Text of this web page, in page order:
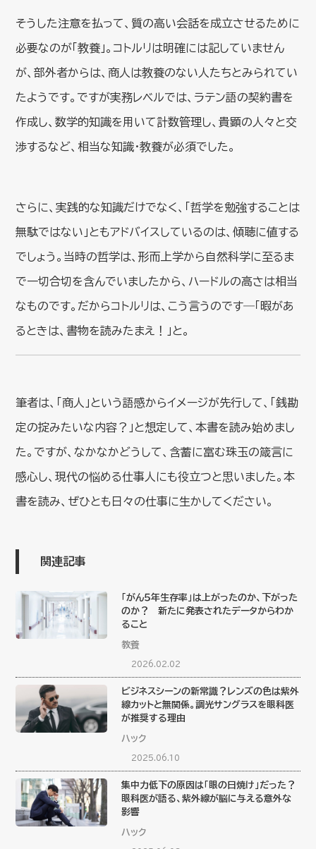
そうした注意を払って、質の高い会話を成立させるために
必要なのが「教養」。コトルリは明確には記していません
が、部外者からは、商人は教養のない人たちとみられてい
たようです。ですが実務レベルでは、ラテン語の契約書を
作成し、数学的知識を用いて計数管理し、貴顕の人々と交
渉するなど、相当な知識・教養が必須でした。
さらに、実践的な知識だけでなく、「哲学を勉強することは
無駄ではない」ともアドバイスしているのは、傾聴に値する
でしょう。当時の哲学は、形而上学から自然科学に至るま
で一切合切を含んでいましたから、ハードルの高さは相当
なものです。だからコトルリは、こう言うのです―「暇があ
るときは、書物を読みたまえ！」と。
筆者は、「商人」という語感からイメージが先行して、「銭勘
定の掟みたいな内容？」と想定して、本書を読み始めまし
た。ですが、なかなかどうして、含蓄に富む珠玉の箴言に
感心し、現代の悩める仕事人にも役立つと思いました。本
書を読み、ぜひとも日々の仕事に生かしてください。
関連記事
「がん５年生存率」は上がったのか、下がった
のか？ 新たに発表されたデータからわか
ること
教養
2026.02.02
ビジネスシーンの新常識？レンズの色は紫外
線カットと無関係。調光サングラスを眼科医
が推奨する理由
ハック
2025.06.10
集中力低下の原因は「眼の日焼け」だった？
眼科医が語る、紫外線が脳に与える意外な
影響
ハック